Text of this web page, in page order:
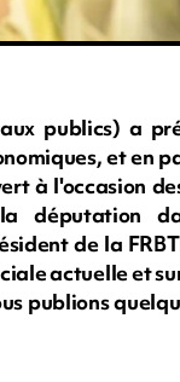
publics) a
et en
à l'occasion
députation
de la
actuelle et
publions